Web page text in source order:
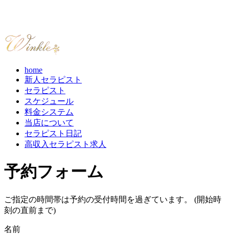
home
新人セラピスト
セラピスト
スケジュール
料金システム
当店について
セラピスト日記
高収入セラピスト求人
予約フォーム
ご指定の時間帯は予約の受付時間を過ぎています。 (開始時
刻の直前まで)
名前